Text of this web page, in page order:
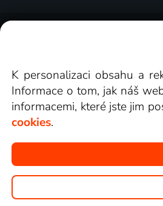
K personalizaci obsahu a
Informace o tom, jak náš
informacemi, které jste jim
cookies.